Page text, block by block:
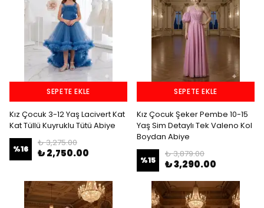
SEPETE EKLE
Kız Çocuk 3-12 Yaş Lacivert Kat
Kat Tüllü Kuyruklu Tütü Abiye
%16
₺ 3,275.00
₺ 2,750.00
SEPETE EKLE
Kız Çocuk Şeker Pembe 10-15
Yaş Sim Detaylı Tek Valeno Kol
Boydan Abiye
%15
₺ 3,879.00
₺ 3,290.00